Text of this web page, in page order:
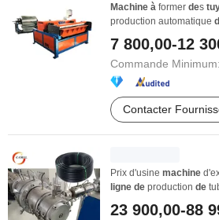
Machine à former des
production automatique
7 800,00-12
Commande Minimum:
Contacter
Prix d'usine machine
ligne de production de
23 900,00-88